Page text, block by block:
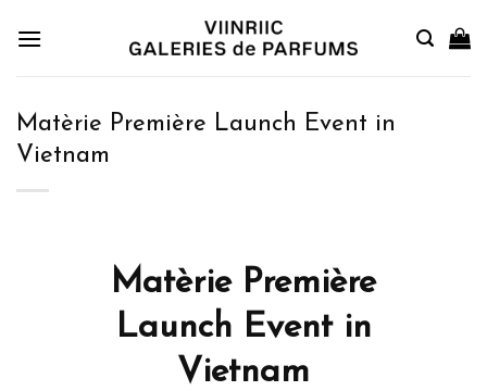
Matèrie Première Launch Event in
Vietnam
Matèrie Première
Launch Event in
Vietnam